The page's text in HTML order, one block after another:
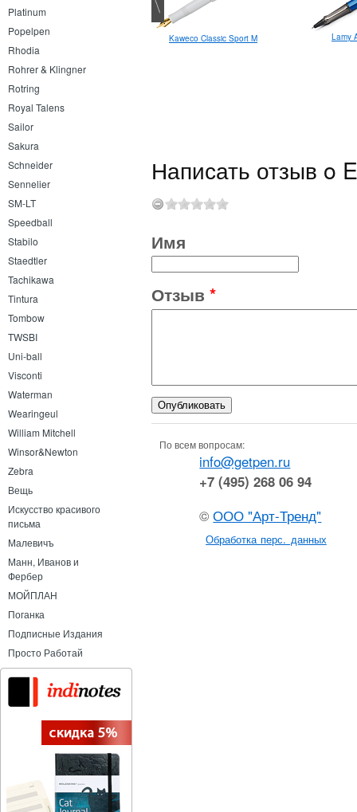
Platinum
Popelpen
Rhodia
Rohrer & Klingner
Rotring
Royal Talens
Sailor
Sakura
Schneider
Sennelier
SM-LT
Speedball
Stabilo
Staedtler
Tachikawa
Tintura
Tombow
TWSBI
Uni-ball
Visconti
Waterman
Wearingeul
William Mitchell
Winsor&Newton
Zebra
Вещь
Искусство красивого
письма
Малевичъ
Манн, Иванов и
Фербер
МОЙПЛАН
Поганка
Подписные Издания
Просто Работай
Kaweco Classic Sport M Lamy
Написать отзыв o
Имя
Отзыв *
По всем вопросам:
info@getpen.ru
+7 (495) 268 06 94
©ООО "Арт-Тренд"
Обработка перс. данных